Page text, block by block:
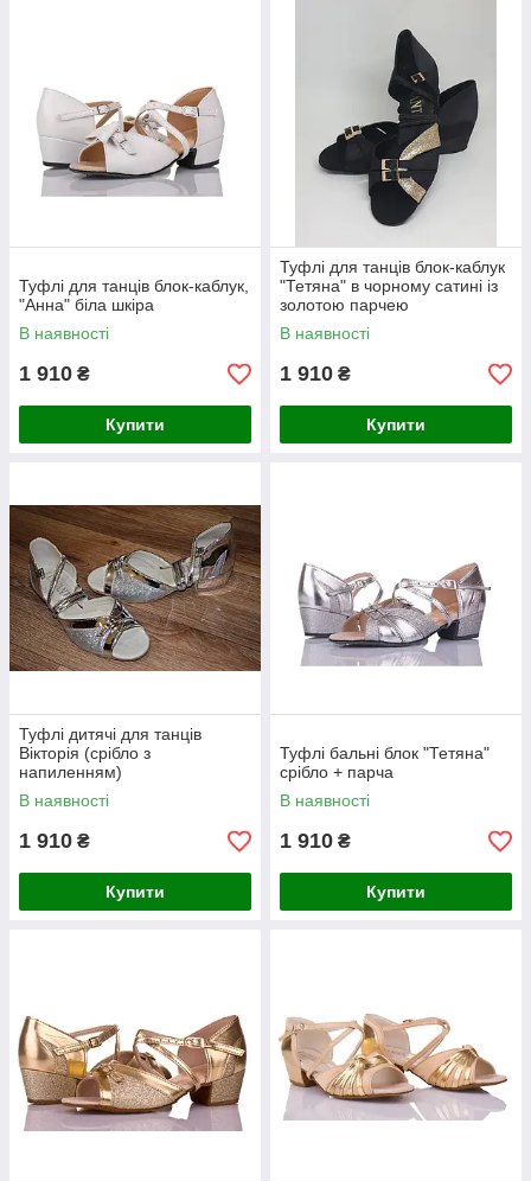
Туфлі для танців блок-каблук,
"Анна" біла шкіра
В наявності
1 910 ₴
Купити
Туфлі для танців блок-каблук
"Тетяна" в чорному сатині із
золотою парчею
В наявності
1 910 ₴
Купити
Туфлі дитячі для танців
Вікторія (срібло з
напиленням)
В наявності
1 910 ₴
Купити
Туфлі бальні блок "Тетяна"
срібло + парча
В наявності
1 910 ₴
Купити